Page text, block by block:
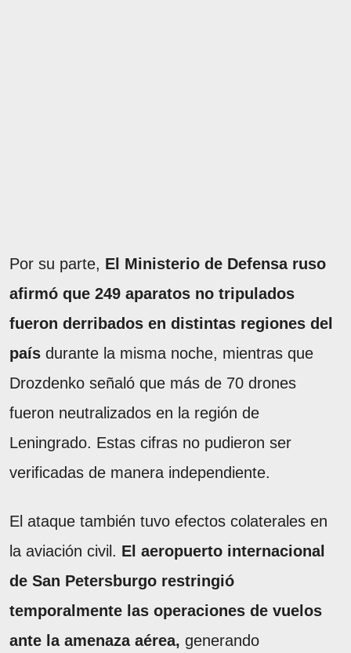
Por su parte, El Ministerio de Defensa ruso
afirmó que 249 aparatos no tripulados
fueron derribados en distintas regiones del
país durante la misma noche, mientras que
Drozdenko señaló que más de 70 drones
fueron neutralizados en la región de
Leningrado. Estas cifras no pudieron ser
verificadas de manera independiente.
El ataque también tuvo efectos colaterales en
la aviación civil. El aeropuerto internacional
de San Petersburgo restringió
temporalmente las operaciones de vuelos
ante la amenaza aérea, generando